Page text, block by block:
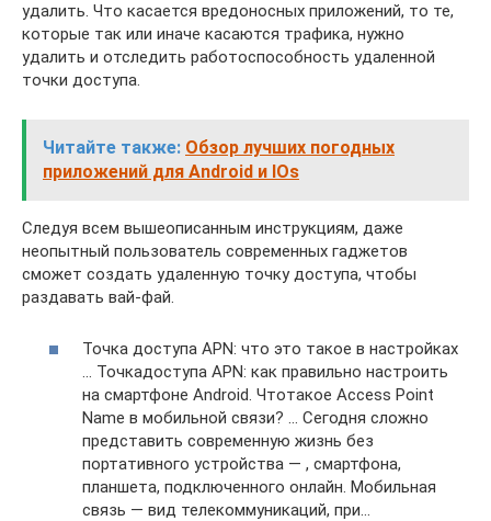
удалить. Что касается вредоносных приложений, то те,
которые так или иначе касаются трафика, нужно
удалить и отследить работоспособность удаленной
точки доступа.
Читайте также: Обзор лучших погодных
приложений для Android и IOs
Следуя всем вышеописанным инструкциям, даже
неопытный пользователь современных гаджетов
сможет создать удаленную точку доступа, чтобы
раздавать вай-фай.
Точка доступа APN: что это такое в настройках
… Точкадоступа APN: как правильно настроить
на смартфоне Android. Чтотакое Access Point
Name в мобильной связи? … Сегодня сложно
представить современную жизнь без
портативного устройства — , смартфона,
планшета, подключенного онлайн. Мобильная
связь — вид телекоммуникаций, при…